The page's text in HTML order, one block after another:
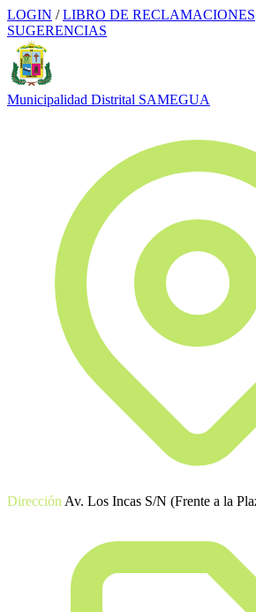
LOGIN / LIBRO DE RECLAMACIONES
SUGERENCIAS
Municipalidad Distrital SAMEGUA
Dirección Av. Los Incas S/N (Frente a la